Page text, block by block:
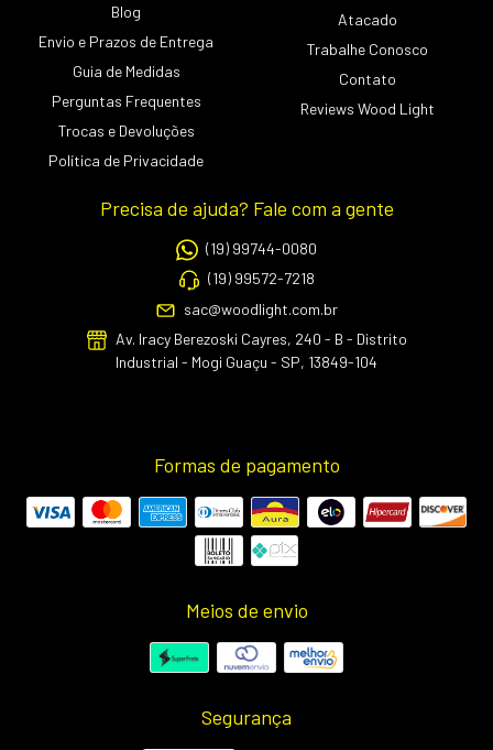
Blog
Envio e Prazos de Entrega
Guia de Medidas
Perguntas Frequentes
Trocas e Devoluções
Política de Privacidade
Atacado
Trabalhe Conosco
Contato
Reviews Wood Light
Precisa de ajuda? Fale com a gente
(19) 99744-0080
(19) 99572-7218
sac@woodlight.com.br
Av. Iracy Berezoski Cayres, 240 - B - Distrito
Industrial - Mogi Guaçu - SP, 13849-104
Formas de pagamento
Meios de envio
Segurança